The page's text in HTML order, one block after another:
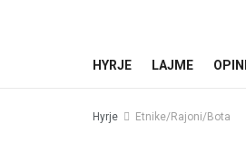
HYRJE LAJME
Hyrje Etnike/Rajoni/Bota